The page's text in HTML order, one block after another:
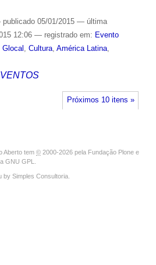
publicado05/01/2015 — última
12:06 — registrado em: Evento
Glocal , Cultura, América Latina,
Próximos 10 itens »
Aberto tem © 2000-2026 pela Fundação Plone e
GNU GPL
by Simples Consultoria